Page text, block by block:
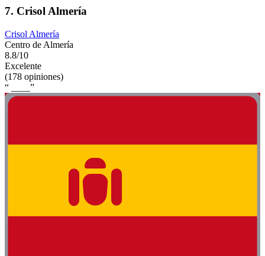
7. Crisol Almería
Crisol Almería
Centro de Almería
8.8/10
Excelente
(178 opiniones)
“ ____”